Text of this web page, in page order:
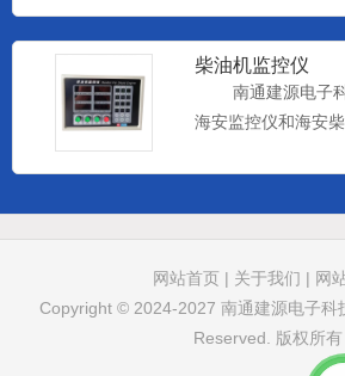
柴油机监控仪
南通建源电子科
海安监控仪和海安柴
远控仪表
南通建源电子科
海安监控仪和海安柴
网站首页 | 关于我们 | 网
Copyright © 2024-2027 南通建源电子科
Reserved. 版权所有